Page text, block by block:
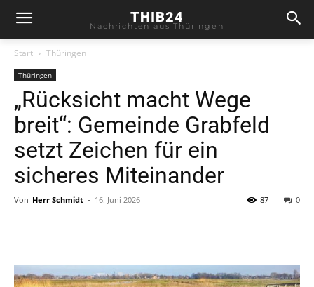
THIB24
Nachrichten aus Thüringen
Start Thüringen
Thüringen
„Rücksicht macht Wege
breit“: Gemeinde Grabfeld
setzt Zeichen für ein
sicheres Miteinander
Von Herr Schmidt - 16. Juni 2026 0
87